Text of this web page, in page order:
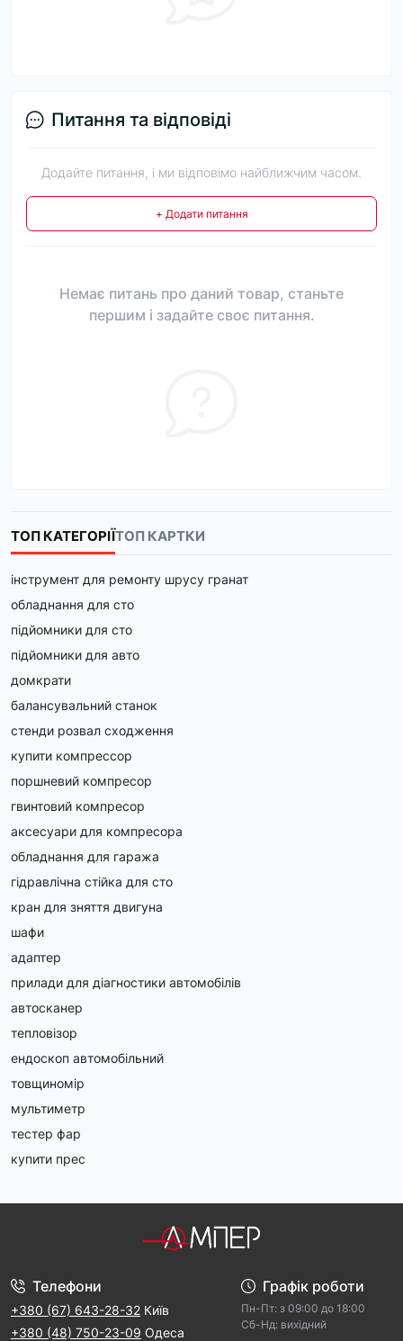
Питання та відповіді
Додайте питання, і ми відповімо найближчим часом.
+ Додати питання
Немає питань про даний товар, станьте
першим і задайте своє питання.
ТОП КАТЕГОРІЇТОП КАРТКИ
інструмент для ремонту шрусу гранат
обладнання для сто
підйомники для сто
підйомники для авто
домкрати
балансувальний станок
стенди розвал сходження
купити компрессор
поршневий компресор
гвинтовий компресор
аксесуари для компресора
обладнання для гаража
гідравлічна стійка для сто
кран для зняття двигуна
шафи
адаптер
прилади для діагностики автомобілів
автосканер
тепловізор
ендоскоп автомобільний
товщиномір
мультиметр
тестер фар
купити прес
Телефони
+380 (67) 643-28-32 Київ
+380 (48) 750-23-09 Одеса
Графік роботи
Пн-Пт: з 09:00 дo 18:00
Cб-Hд: виxідний